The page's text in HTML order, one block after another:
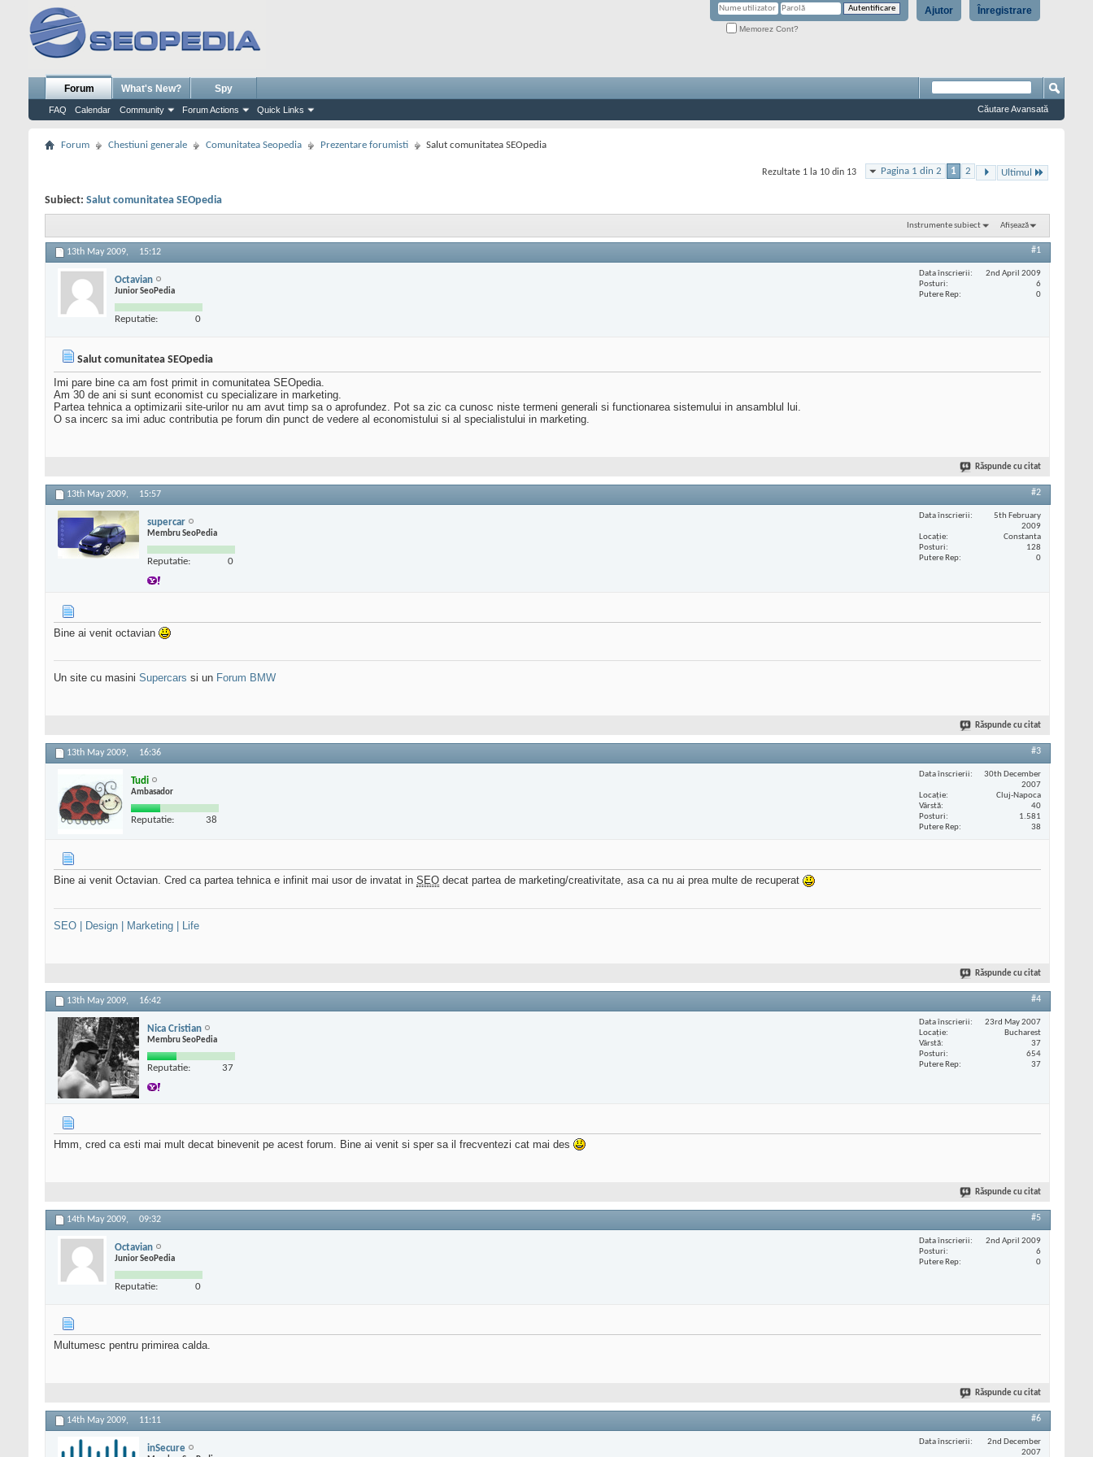
Înregistrare
Ajutor
Memorez Cont?
Forum
FAQ Calendar Community Forum Actions Quick Links
What's New? Spy
Căutare Avansată
Forum Chestiuni generale Comunitatea Seopedia Prezentare forumisti Salut comunitatea SEOpedia
Pagina 1 din 2 1 2 Ultimul
Rezultate 1 la 10 din 13
Subiect: Salut comunitatea SEOpedia
Instrumente subiect Afișează
13th May 2009, 15:12 #1
Octavian
Junior SeoPedia
Reputatie: 0
Data înscrierii
2nd April 2009
Posturi
6
Putere Rep
0
Salut comunitatea SEOpedia
Imi pare bine ca am fost primit in comunitatea SEOpedia.
Am 30 de ani si sunt economist cu specializare in marketing.
Partea tehnica a optimizarii site-urilor nu am avut timp sa o aprofundez. Pot sa zic ca cunosc niste termeni generali si functionarea sistemului in ansamblul lui.
O sa incerc sa imi aduc contributia pe forum din punct de vedere al economistului si al specialistului in marketing.
Răspunde cu citat
13th May 2009, 15:57 #2
supercar
Membru SeoPedia
Reputatie: 0
Data înscrierii
5th February
2009
Locaţie
Constanta
Posturi
128
Putere Rep
0
Bine ai venit octavian
Un site cu masini Supercars si un Forum BMW
Răspunde cu citat
13th May 2009, 16:36 #3
Tudi
Ambasador
Reputatie: 38
Data înscrierii
30th December
2007
Locaţie
Cluj-Napoca
Vârstă
40
Posturi
1.581
Putere Rep
38
Bine ai venit Octavian. Cred ca partea tehnica e infinit mai usor de invatat in SEO decat partea de marketing/creativitate, asa ca nu ai prea multe de recuperat
SEO | Design | Marketing | Life
Răspunde cu citat
13th May 2009, 16:42 #4
Nica Cristian
Membru SeoPedia
Reputatie: 37
Data înscrierii
23rd May 2007
Locaţie
Bucharest
Vârstă
37
Posturi
654
Putere Rep
37
Hmm, cred ca esti mai mult decat binevenit pe acest forum. Bine ai venit si sper sa il frecventezi cat mai des
Răspunde cu citat
14th May 2009, 09:32 #5
Octavian
Junior SeoPedia
Reputatie: 0
Data înscrierii
2nd April 2009
Posturi
6
Putere Rep
0
Multumesc pentru primirea calda.
Răspunde cu citat
14th May 2009, 11:11 #6
inSecure
Data înscrierii
2nd December
2007